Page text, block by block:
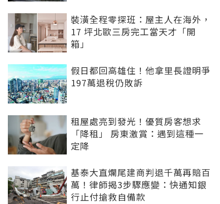
裝潢全程零探班：屋主人在海外，
17 坪北歐三房完工當天才「開
箱」
假日都回高雄住！他拿里長證明爭
197萬退稅仍敗訴
租屋處亮到發光！優質房客想求
「降租」 房東激賞：遇到這種一
定降
基泰大直爛尾建商判退千萬再賠百
萬！律師揭3步驟應變：快通知銀
行止付搶救自備款